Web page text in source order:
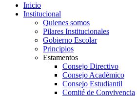
Inicio
Institucional
Quienes somos
Pilares Institucionales
Gobierno Escolar
Principios
Estamentos
Consejo Directivo
Consejo Académico
Consejo Estudiantil
Comité de Convivencia